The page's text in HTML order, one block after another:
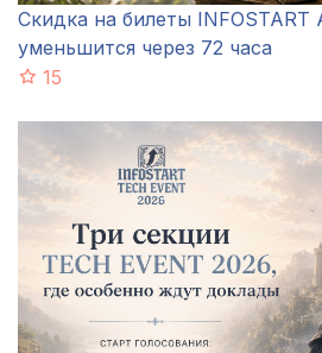
Скидка на билеты INFOSTART
уменьшится через 72 часа
15